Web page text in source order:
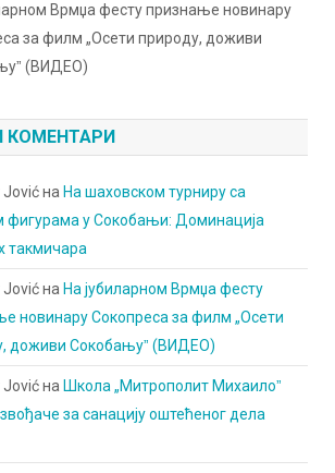
Врмџа фесту признање новинару
за филм „Осети природу, доживи
(ВИДЕО)
Jovićна На шаховском турниру са
фигурама у Сокобањи: Доминација
такмичара
Jovićна На јубиларном Врмџа фесту
новинару Сокопреса за филм „Осети
доживи Сокобањуˮ (ВИДЕО)
Jovićна Школа „Митрополит Михаилоˮ
за санацију оштећеног дела